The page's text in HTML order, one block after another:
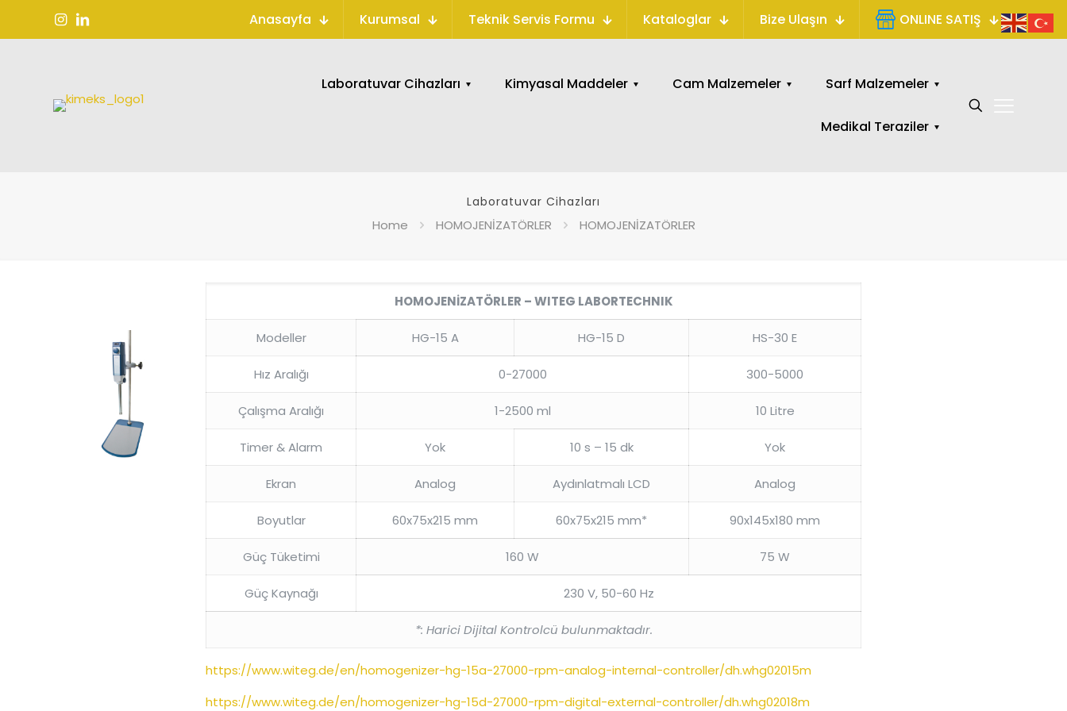
Anasayfa Kurumsal Teknik Servis Formu Kataloglar Bize Ulaşın ONLINE SATIŞ
Laboratuvar Cihazları Kimyasal Maddeler Cam Malzemeler Sarf Malzemeler
Medikal Teraziler
Laboratuvar Cihazları
Home HOMOJENİZATÖRLER HOMOJENİZATÖRLER
HOMOJENİZATÖRLER – WITEG LABORTECHNIK
Modeller HG-15 A HG-15 D HS-30 E
Hız Aralığı 0-27000 300-5000
Çalışma Aralığı 1-2500 ml 10 Litre
Timer & Alarm Yok 10 s – 15 dk Yok
Ekran Analog Aydınlatmalı LCD Analog
Boyutlar 60x75x215 mm 60x75x215 mm* 90x145x180 mm
Güç Tüketimi 160 W 75 W
Güç Kaynağı 230 V, 50-60 Hz
*: Harici Dijital Kontrolcü bulunmaktadır.
https://www.witeg.de/en/homogenizer-hg-15a-27000-rpm-analog-internal-controller/dh.whg02015m
https://www.witeg.de/en/homogenizer-hg-15d-27000-rpm-digital-external-controller/dh.whg02018m